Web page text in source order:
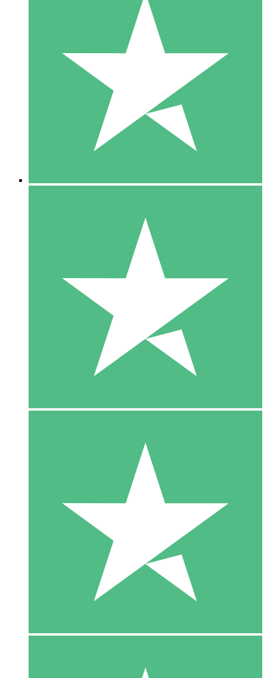
Pacotes de Créditos Individuais
Pague conforme o uso com créditos de download. Sem
1000
10 Downloads
20 00